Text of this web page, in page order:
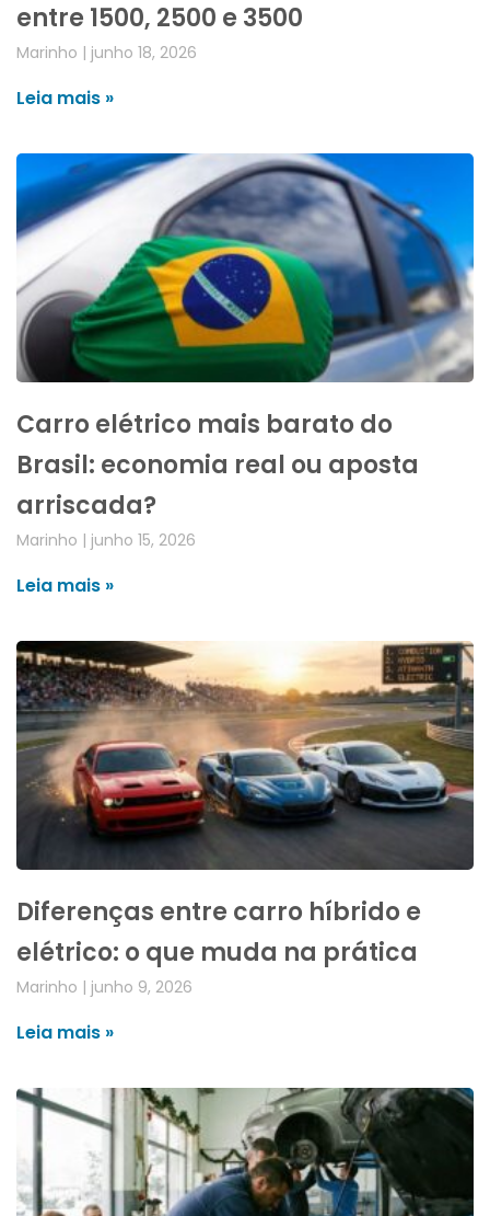
entre 1500, 2500 e 3500
Marinho junho 18, 2026
Leia mais »
Carro elétrico mais barato do
Brasil: economia real ou aposta
arriscada?
Marinho junho 15, 2026
Leia mais »
Diferenças entre carro híbrido e
elétrico: o que muda na prática
Marinho junho 9, 2026
Leia mais »